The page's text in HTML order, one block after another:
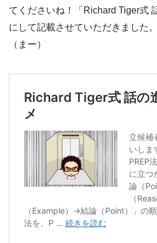
てくださいね！「Richard Tiger式
にして記載させていただきました。
（まー）